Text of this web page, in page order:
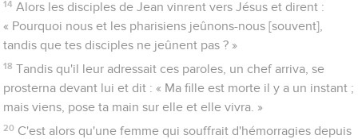
14 Alors les disciples de Jean vinrent vers Jésus et dirent :
« Pourquoi nous et les pharisiens jeûnons-nous [souvent],
tandis que tes disciples ne jeûnent pas ? »
18 Tandis qu'il leur adressait ces paroles, un chef arriva, se
prosterna devant lui et dit : « Ma fille est morte il y a un instant ;
mais viens, pose ta main sur elle et elle vivra. »
20 C'est alors qu'une femme qui souffrait d'hémorragies depuis